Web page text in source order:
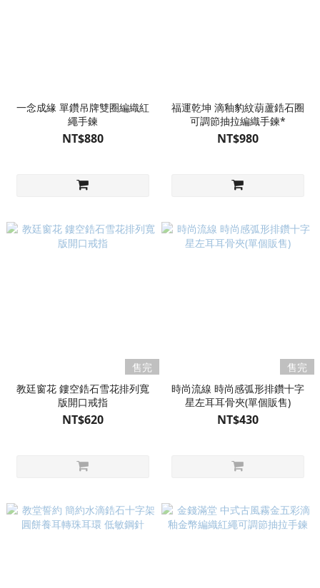
一念成緣 單鑽吊牌雙圈編織紅
繩手鍊
NT$880
福運乾坤 滴釉豹紋葫蘆鋯石圈
可調節抽拉編織手鍊*
NT$980
售完
教廷窗花 鏤空鋯石雪花排列寬
版開口戒指
NT$620
售完
時尚流線 時尚感弧形排鑽十字
星左耳耳骨夾(單個販售)
NT$430